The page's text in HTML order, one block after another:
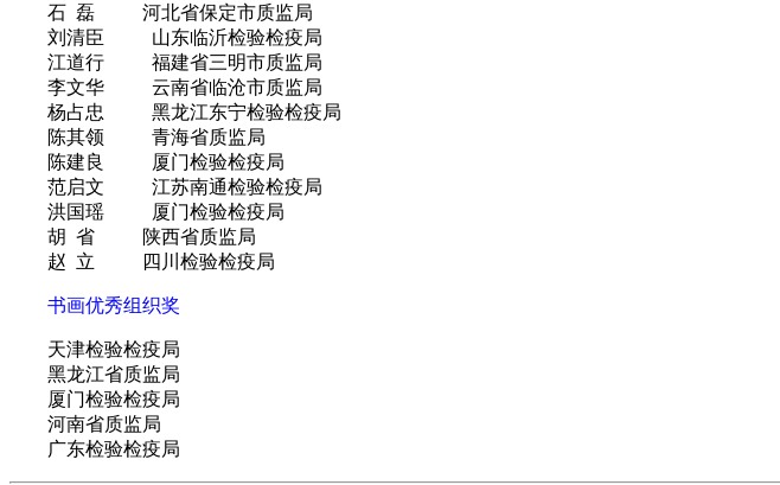
石 磊 河北省保定市质监局
刘清臣 山东临沂检验检疫局
江道行 福建省三明市质监局
李文华 云南省临沧市质监局
杨占忠 黑龙江东宁检验检疫局
陈其领 青海省质监局
陈建良 厦门检验检疫局
范启文 江苏南通检验检疫局
洪国瑶 厦门检验检疫局
胡 省 陕西省质监局
赵 立 四川检验检疫局
书画优秀组织奖
天津检验检疫局
黑龙江省质监局
厦门检验检疫局
河南省质监局
广东检验检疫局